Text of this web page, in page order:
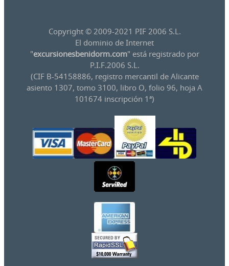
Copyright © 2009-2021 PIF 2006 S.L.
El dominio de Internet
"excursionesbenidorm.com" está registrado por
P.I.F.2006 S.L.
(CIF B-54158886, registro mercantil de Alicante
asiento 1307, tomo 3100, libro O, folio 96, hoja A
101674 inscripción 1ª)